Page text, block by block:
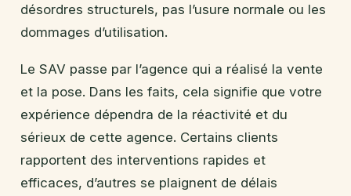
désordres structurels, pas l’usure normale ou les
dommages d’utilisation.
Le SAV passe par l’agence qui a réalisé la vente
et la pose. Dans les faits, cela signifie que votre
expérience dépendra de la réactivité et du
sérieux de cette agence. Certains clients
rapportent des interventions rapides et
efficaces, d’autres se plaignent de délais